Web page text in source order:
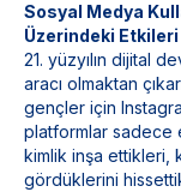
Sosyal Medya
Üzerindeki
21. yüzyılın dijital
aracı olmaktan
gençler için
platformlar sadece
kimlik inşa ettikleri,
gördüklerini